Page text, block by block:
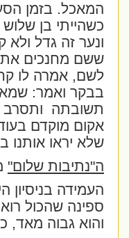
המאכל. בזמן
כשהייתי בן שלוש
ונער זה גדל ולא
ששם מחנכים את
לשם, אמרה לו
בבקר ואמר:
תשובתה ותסרב
אקום מוקדם בעודה
שלא יראו אותנו
ה"נתיבות שלום"
העמידה בניסיון
ספינה שהכול
והוא גבוה מאד,